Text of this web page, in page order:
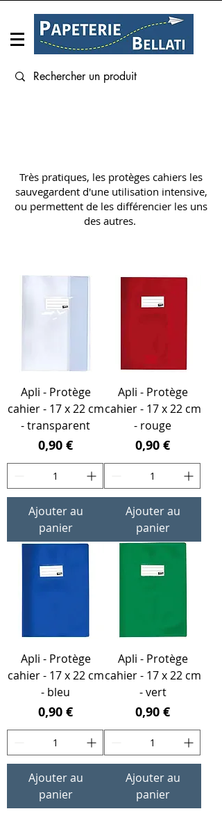
Très pratiques, les protèges cahiers les
sauvegardent d'une utilisation intensive,
ou permettent de les différencier les uns
des autres.
Apli - Protège
cahier - 17 x 22 cm
- transparent
Prix
0,90 €
Ajouter au
panier
Apli - Protège
cahier - 17 x 22 cm
- rouge
Prix
0,90 €
Ajouter au
panier
Apli - Protège
cahier - 17 x 22 cm
- bleu
Prix
0,90 €
Ajouter au
panier
Apli - Protège
cahier - 17 x 22 cm
- vert
Prix
0,90 €
Ajouter au
panier